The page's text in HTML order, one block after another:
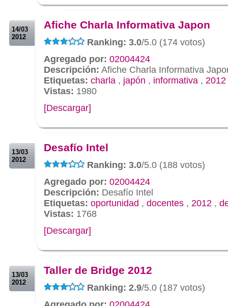
14/03
2012
Afiche Charla Informativa Japon
Ranking: 3.0/5.0 (174 votos)
Agregado por: 02004424
Descripción: Afiche Charla Informativa
Etiquetas: charla , japón , informativa , 2012
Vistas: 1980
[Descargar]
13/03
2012
Desafío Intel
Ranking: 3.0/5.0 (188 votos)
Agregado por: 02004424
Descripción: Desafío Intel
Etiquetas: oportunidad , docentes , 2012 ,
Vistas: 1768
[Descargar]
13/03
2012
Taller de Bridge 2012
Ranking: 2.9/5.0 (187 votos)